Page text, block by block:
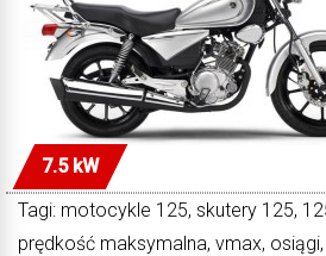
7.5 kW
Tagi: motocykle 125, skutery 125,
prędkość maksymalna, vmax,